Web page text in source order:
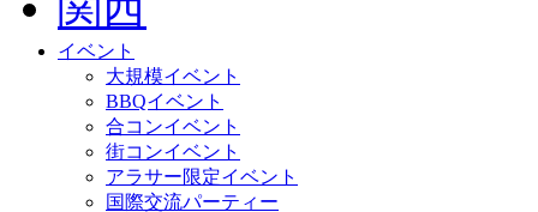
イベント
大規模イベント
BBQイベント
合コンイベント
街コンイベント
アラサー限定イベント
国際交流パーティー